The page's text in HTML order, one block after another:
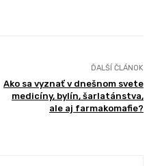
ĎALŠÍ ČLÁNOK
Ako sa vyznať v dnešnom svete
medicíny, bylín, šarlatánstva,
ale aj farmakomafie?